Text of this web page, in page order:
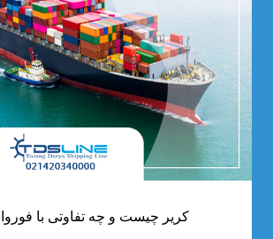
کریر چیست و چه تفاوتی با